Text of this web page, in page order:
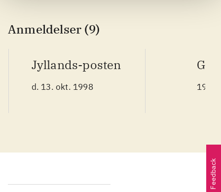
Anmeldelser (9)
Jyllands-posten
d. 13. okt. 1998 1998
Feedback